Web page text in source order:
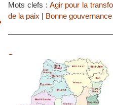
Mots clefs : Agir pour la
de la paix | Bonne